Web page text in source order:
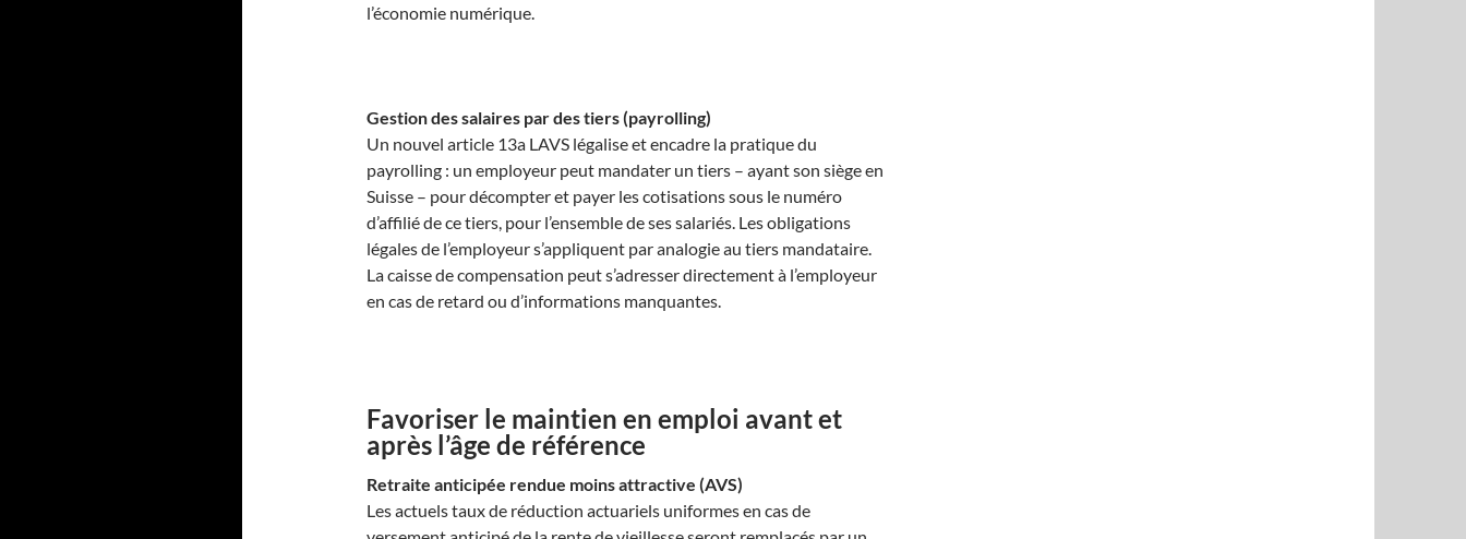
l’économie numérique.
Gestion des salaires par des tiers (payrolling)
Un nouvel article 13a LAVS légalise et encadre la pratique du
payrolling : un employeur peut mandater un tiers – ayant son siège en
Suisse – pour décompter et payer les cotisations sous le numéro
d’affilié de ce tiers, pour l’ensemble de ses salariés. Les obligations
légales de l’employeur s’appliquent par analogie au tiers mandataire.
La caisse de compensation peut s’adresser directement à l’employeur
en cas de retard ou d’informations manquantes.
Favoriser le maintien en emploi avant et
après l’âge de référence
Retraite anticipée rendue moins attractive (AVS)
Les actuels taux de réduction actuariels uniformes en cas de